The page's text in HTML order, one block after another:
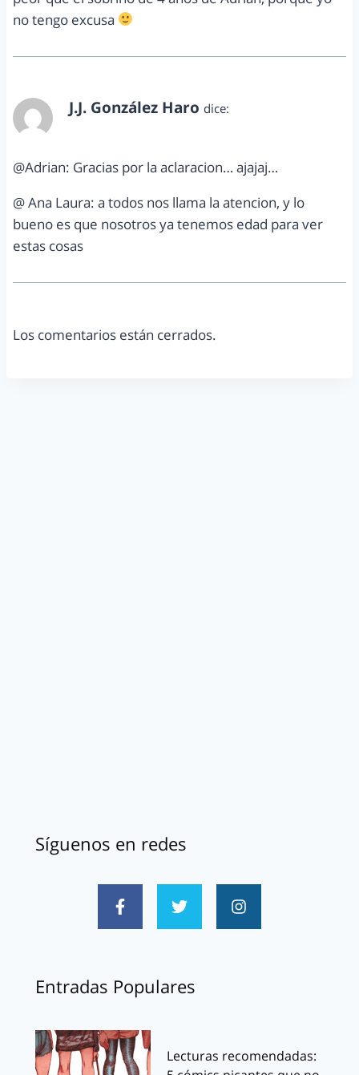
no tengo excusa
J.J. González Haro dice:
@Adrian: Gracias por la aclaracion… ajajaj…
@ Ana Laura: a todos nos llama la atencion, y lo
bueno es que nosotros ya tenemos edad para ver
estas cosas
Los comentarios están cerrados.
Síguenos en redes
Entradas Populares
Lecturas recomendadas: